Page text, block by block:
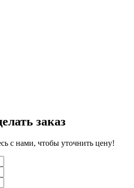
заказ
с нами, чтобы уточнить цену!